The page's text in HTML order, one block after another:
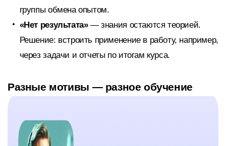
группы обмена опытом.
«Нет результата»— знания остаются теорией.
Решение: встроить применение в работу, например,
через задачи и отчеты по итогам курса.
Разные мотивы — разное обучение